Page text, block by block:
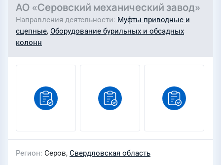
АО «Серовский механический завод»
Направления деятельности Муфты приводные и
сцепные, Оборудование бурильных и обсадных
колонн
Регион Серов, Свердловская область